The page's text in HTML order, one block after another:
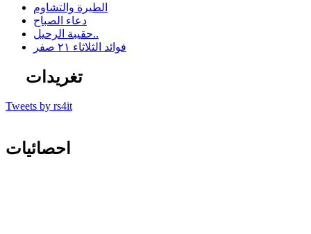
الطيرة والتشاوم
دعاء الصباح
حقيبة الرحيل..
فوائد الثلاثاء ٢١ صفر
تغريدات
Tweets by rs4it
احصائيات